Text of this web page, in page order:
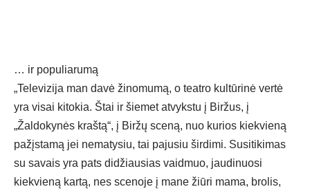
… ir populiarumą
„Televizija man davė žinomumą, o teatro kultūrinė vertė
yra visai kitokia. Štai ir šiemet atvykstu į Biržus, į
„Žaldokynės kraštą“, į Biržų sceną, nuo kurios kiekvieną
pažįstamą jei nematysiu, tai pajusiu širdimi. Susitikimas
su savais yra pats didžiausias vaidmuo, jaudinuosi
kiekvieną kartą, nes scenoje į mane žiūri mama, brolis,